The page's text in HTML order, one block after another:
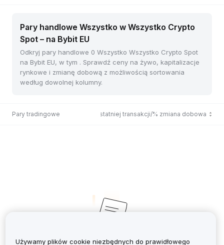
Pary handlowe Wszystko w Wszystko Crypto
Spot – na Bybit EU
Odkryj pary handlowe 0 Wszystko Wszystko Crypto Spot
na Bybit EU, w tym . Sprawdź ceny na żywo, kapitalizacje
rynkowe i zmianę dobową z możliwością sortowania
według dowolnej kolumny.
Pary tradingowe Cena ostatniej transakcji/% zmiana dobowa
Używamy plików cookie niezbędnych do prawidłowego